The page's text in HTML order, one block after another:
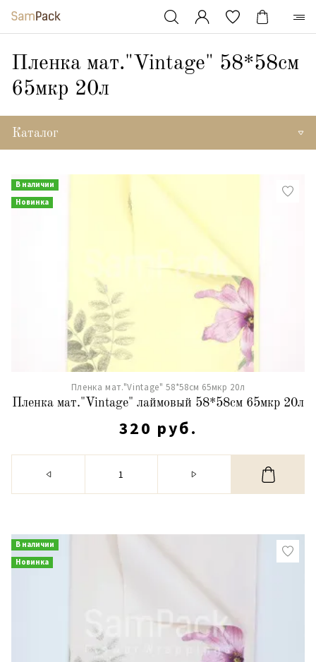
Пленка мат."Vintage" 58*58см
65мкр 20л
Каталог
В наличии
Новинка
Пленка мат."Vintage" 58*58см 65мкр 20л
Пленка мат."Vintage" лаймовый 58*58см 65мкр 20л
320 руб.
В наличии
Новинка